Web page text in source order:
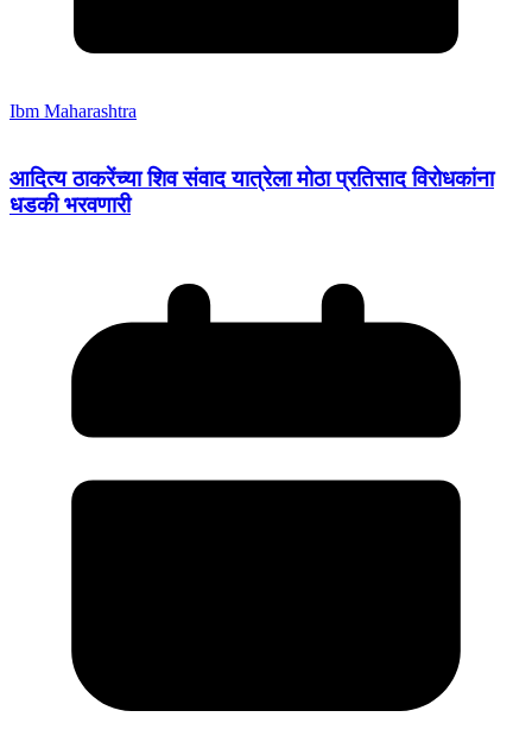
Ibm Maharashtra
आदित्य ठाकरेंच्या शिव संवाद यात्रेला मोठा प्रतिसाद विरोधकांना
धडकी भरवणारी